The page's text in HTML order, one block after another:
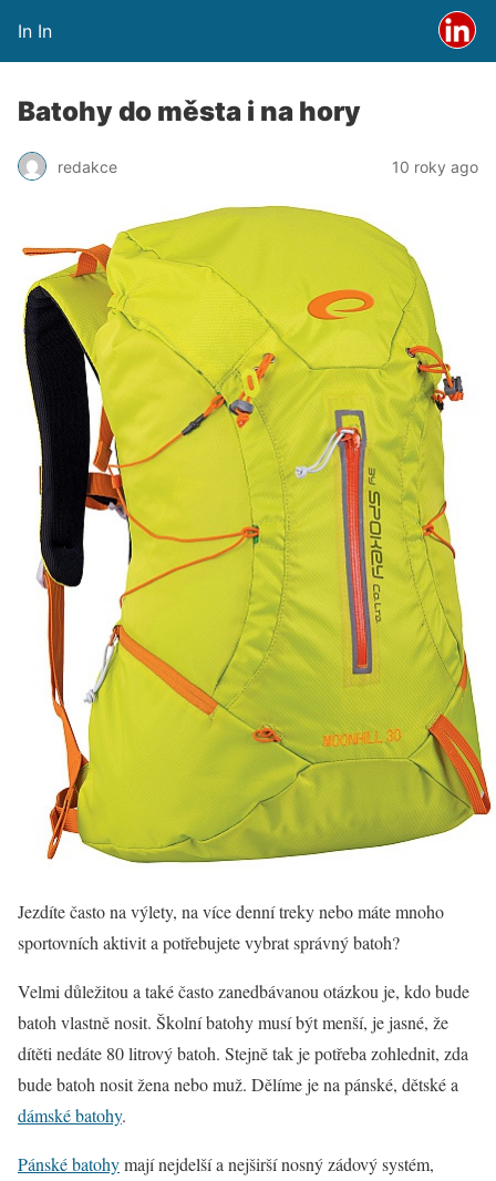
In In
Batohy do města i na hory
redakce 10 roky ago
Jezdíte často na výlety, na více denní treky nebo máte mnoho
sportovních aktivit a potřebujete vybrat správný batoh?
Velmi důležitou a také často zanedbávanou otázkou je, kdo bude
batoh vlastně nosit. Školní batohy musí být menší, je jasné, že
dítěti nedáte 80 litrový batoh. Stejně tak je potřeba zohlednit, zda
bude batoh nosit žena nebo muž. Dělíme je na pánské, dětské a
dámské batohy.
Pánské batohymají nejdelší a nejširší nosný zádový systém,